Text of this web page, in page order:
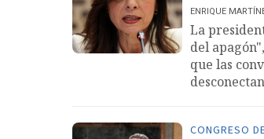
ENRIQUE
La
del
que las
CONGRESO